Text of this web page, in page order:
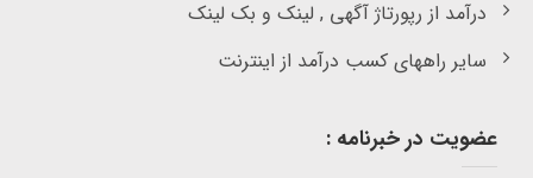
درآمد از رپورتاژ آگهی , لینک و بک لینک
سایر راههای کسب درآمد از اینترنت
عضویت در خبرنامه :